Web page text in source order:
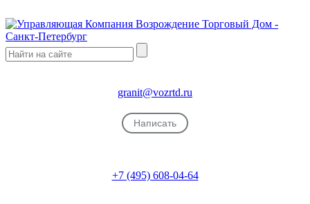
granit@vozrtd.ru
Написать
+7 (495) 608-04-64